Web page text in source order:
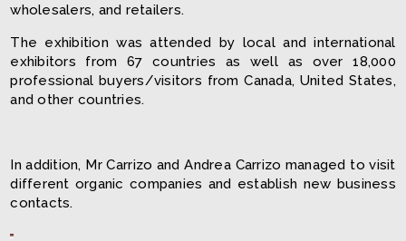
wholesalers, and retailers.
The exhibition was attended by local and international
exhibitors from 67 countries as well as over 18,000
professional buyers/visitors from Canada, United States,
and other countries.
In addition, Mr Carrizo and Andrea Carrizo managed to visit
different organic companies and establish new business
contacts.